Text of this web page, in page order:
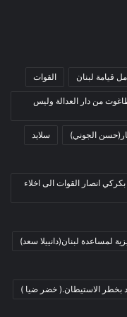
(79)
قيامة لبنان القوات
من دار العدالة وليس
الجوني) سلايد
انصار القوات الى اخلاء
لمساعدة لبنان(دانييلا سعد)
بخطر الاستيطان.( خضر ضيا )